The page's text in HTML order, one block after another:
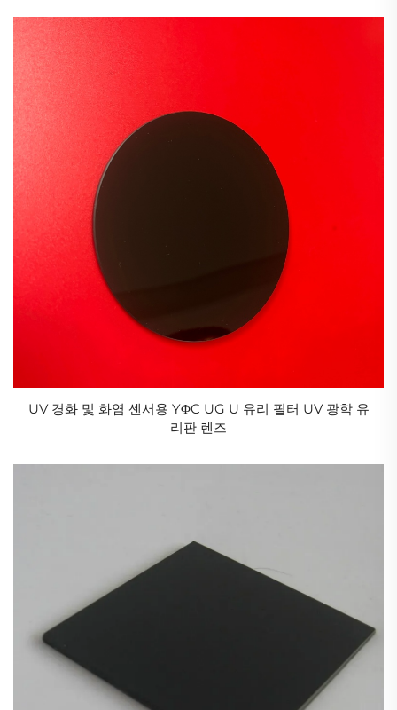
니다. 가시광선 투과율은 93% 이상이며, 특히 자외선 스펙트럼
영역에서 최대 투과율이 80% 이상에 달합니다.
BK7 특수 유리는 붕규산 크라운 유리 재료의 일종입니다. 다음은
BK7 광학 유리에 대한 자세한 소개입니다.
1. BK의 재료 특성 7 특수 유리
조성: BK7 광학 특수 유리는 주로 붕규산염으로 구성되어 있어
뛰어난 광학적 특성과 화학적 안정성을 갖추고 있습니다.
경도: BK7 특수 유리는 비교적 높은 경도를 가지며, 이로 인해 스
크래치를 효과적으로 방지하고 광학 부품의 선명도와 수명을 보
장할 수 있습니다.
투과 스펙트럼 범위: BK7/K9 광학유리의 투과 스펙트럼 범위는
광학 응용 분야에 적합합니다.
높은 균일성: BK7 광학 특수 유리는 높은 균일성을 특징으로 하
수 있습니다.
3. BK7 광학 특수 유리의 가공 및 응용
가공 용이성: BK7/K9 광학유리의 제조 및 가공 기술은 상대적으
로 간단하여 생산 비용을 절감하고 생산 효율을 향상시킵니다.
우수한 기계적 특성: 우수한 기계적 특성을 가지며 일정한 외부
충격을 견딜 수 있습니다.
UV 경화 및 화염 센서용 YΦC UG U 유리 필터 UV 광학 유
리판 렌즈